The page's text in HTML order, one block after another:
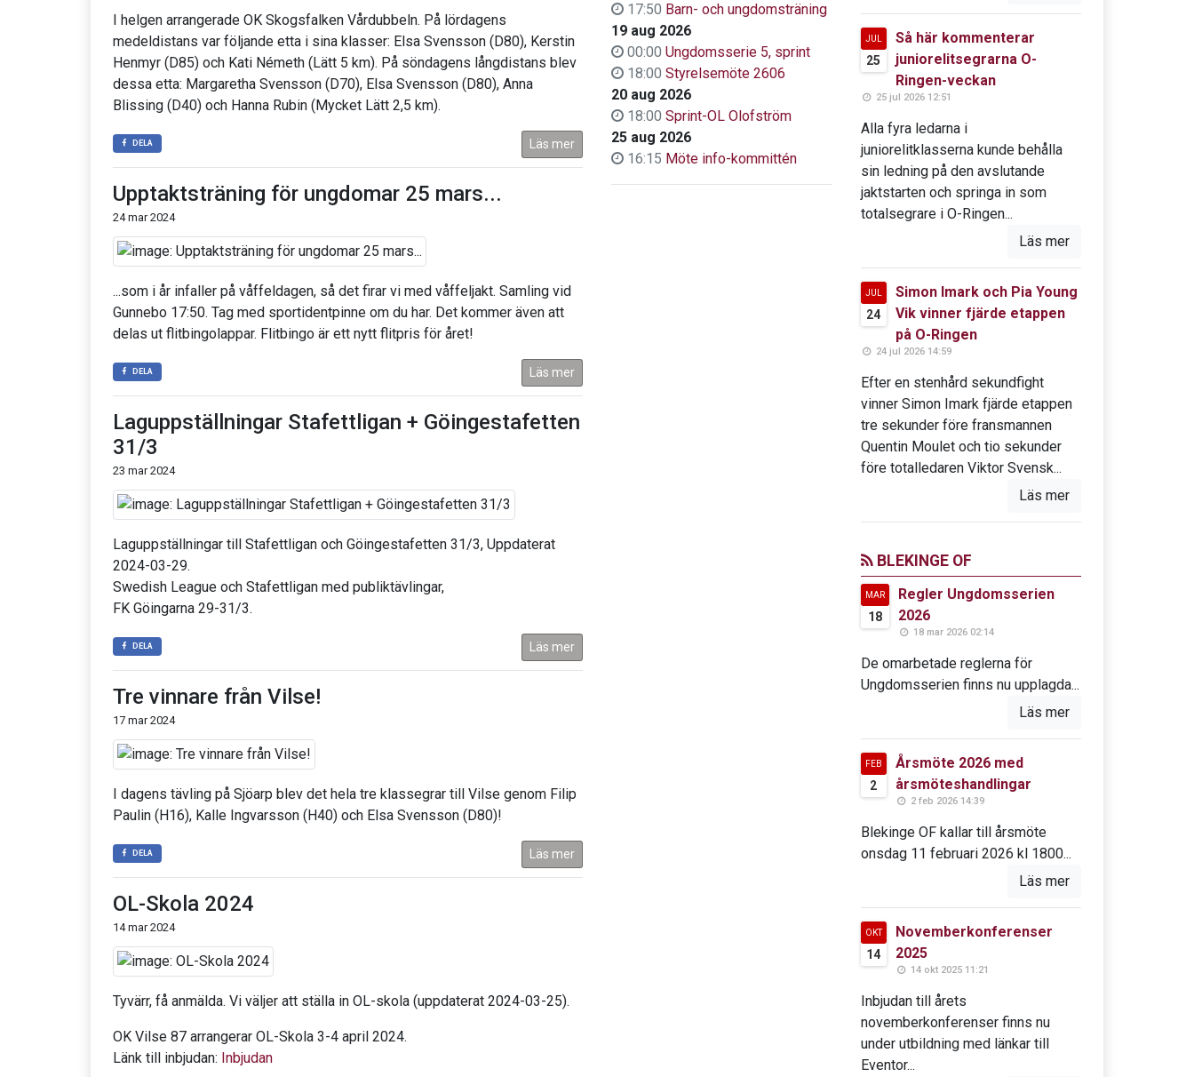
17:50 Barn- och ungdomsträning
19 aug 2026
00:00 Ungdomsserie 5, sprint
18:00 Styrelsemöte 2606
20 aug 2026
18:00 Sprint-OL Olofström
25 aug 2026
16:15 Möte info-kommittén
I helgen arrangerade OK Skogsfalken Vårdubbeln. På lördagens
medeldistans var följande etta i sina klasser: Elsa Svensson (D80), Kerstin
Henmyr (D85) och Kati Németh (Lätt 5 km). På söndagens långdistans blev
dessa etta: Margaretha Svensson (D70), Elsa Svensson (D80), Anna
Blissing (D40) och Hanna Rubin (Mycket Lätt 2,5 km).
DELA Läs mer
Upptaktsträning för ungdomar 25 mars...
24 mar 2024
...som i år infaller på våffeldagen, så det firar vi med våffeljakt. Samling vid
Gunnebo 17:50. Tag med sportidentpinne om du har. Det kommer även att
delas ut flitbingolappar. Flitbingo är ett nytt flitpris för året!
DELA Läs mer
Laguppställningar Stafettligan + Göingestafetten
31/3
23 mar 2024
Laguppställningar till Stafettligan och Göingestafetten 31/3, Uppdaterat
2024-03-29.
Swedish League och Stafettligan med publiktävlingar,
FK Göingarna 29-31/3.
DELA Läs mer
Tre vinnare från Vilse!
17 mar 2024
I dagens tävling på Sjöarp blev det hela tre klassegrar till Vilse genom Filip
Paulin (H16), Kalle Ingvarsson (H40) och Elsa Svensson (D80)!
DELA Läs mer
OL-Skola 2024
14 mar 2024
Tyvärr, få anmälda. Vi väljer att ställa in OL-skola (uppdaterat 2024-03-25).
OK Vilse 87 arrangerar OL-Skola 3-4 april 2024.
Länk till inbjudan: Inbjudan
JUL
25
Så här kommenterar
juniorelitsegrarna O-
Ringen-veckan
25 jul 2026 12:51
Alla fyra ledarna i
juniorelitklasserna kunde behålla
sin ledning på den avslutande
jaktstarten och springa in som
totalsegrare i O-Ringen...
Läs mer
JUL
24
Simon Imark och Pia Young
Vik vinner fjärde etappen
på O-Ringen
24 jul 2026 14:59
Efter en stenhård sekundfight
vinner Simon Imark fjärde etappen
tre sekunder före fransmannen
Quentin Moulet och tio sekunder
före totalledaren Viktor Svensk...
Läs mer
BLEKINGE OF
MAR
18
Regler Ungdomsserien
2026
18 mar 2026 02:14
De omarbetade reglerna för
Ungdomsserien finns nu upplagda...
Läs mer
FEB
2
Årsmöte 2026 med
årsmöteshandlingar
2 feb 2026 14:39
Blekinge OF kallar till årsmöte
onsdag 11 februari 2026 kl 1800...
Läs mer
OKT
14
Novemberkonferenser
2025
14 okt 2025 11:21
Inbjudan till årets
novemberkonferenser finns nu
under utbildning med länkar till
Eventor...